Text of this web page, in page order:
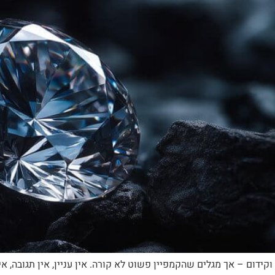
– אך מגלים שהקמפיין פשוט לא קורה. אין עניין, אין תגובה,